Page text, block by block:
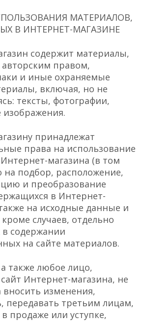
МАТЕРИАЛОВ,
В ИНТЕРНЕТ-МАГАЗИНЕ
содержит материалы,
правом,
и иные охраняемые
включая, но не
тексты, фотографии,
изображения.
принадлежат
права на использование
магазина (в том
на подбор, расположение,
и преобразование
в Интернет-
на исходные данные и
случаев, отдельно
содержании
на сайте материалов.
также любое лицо,
Интернет-магазина, не
вносить изменения,
передавать третьим лицам,
продаже или уступке,